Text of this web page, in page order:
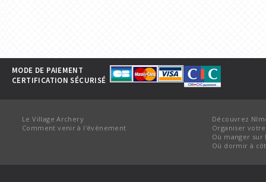
MODE DE PAIEMENT
CERTIFICATION SÉCURISÉ
Le Village Archery
Comment venir à l'évènement
Découvrez
Organiser
Où manger sur
Où dormir à